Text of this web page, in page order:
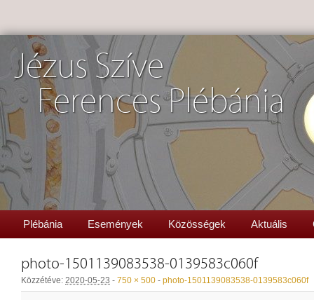
Jézus Szíve
Ferences Plébánia
Plébánia Események Közösségek Aktuális
photo-1501139083538-0139583c060f
Közzétéve: 2020-05-23 - 750 × 500 - photo-1501139083538-0139583c060f